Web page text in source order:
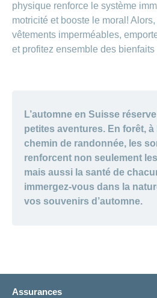
physique renforce le système
motricité et booste le moral!
vêtements imperméables,
et profitez ensemble des bienfaits
L’automne en Suisse
petites aventures. En forêt,
chemin de randonnée, les
renforcent non seulement
mais aussi la santé de
immergez-vous dans la
vos souvenirs d’automne.
Assurances